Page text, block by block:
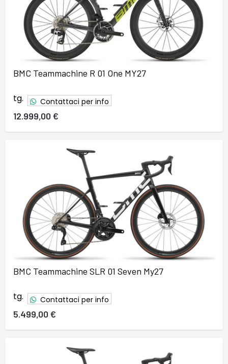
BMC Teammachine R 01 One MY27
tg. Contattaci per info
12.999,00 €
BMC Teammachine SLR 01 Seven My27
tg. Contattaci per info
5.499,00 €